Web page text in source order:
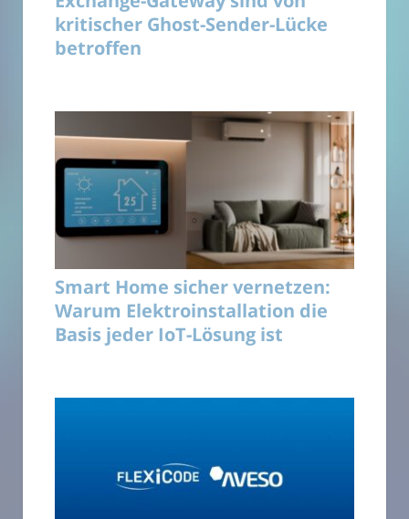
kritischer Ghost-Sender-Lücke
betroffen
Smart Home sicher vernetzen:
Warum Elektroinstallation die
Basis jeder IoT-Lösung ist